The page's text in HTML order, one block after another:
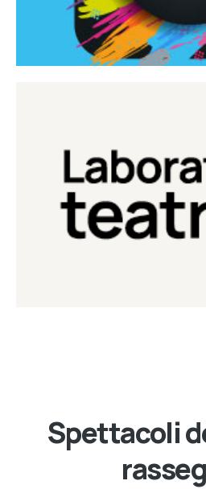
Laboratorio
Laboratorio di teatro del
Continua
Spettacoli